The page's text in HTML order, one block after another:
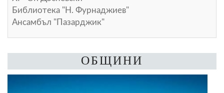
Библиотека "Н. Фурнаджиев"
Ансамбъл "Пазарджик"
ОБЩИНИ